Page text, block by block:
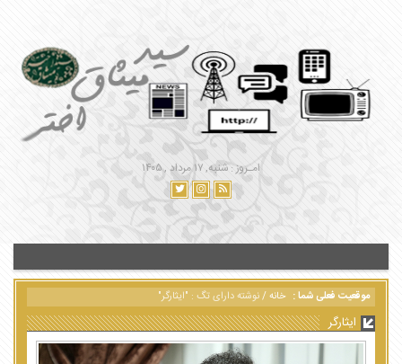
امـروز : شنبه, ۱۷ مرداد , ۱۴۰۵
موقعیت فعلی شما : خانه/نوشته دارای تگ : "ایثارگر"
ایثارگر